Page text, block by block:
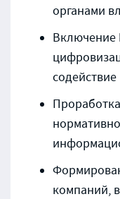
органами
Включение
компаний,